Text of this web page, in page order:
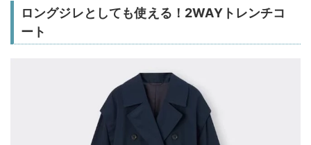
ロングジレとしても使える！2WAYトレンチコ
ート